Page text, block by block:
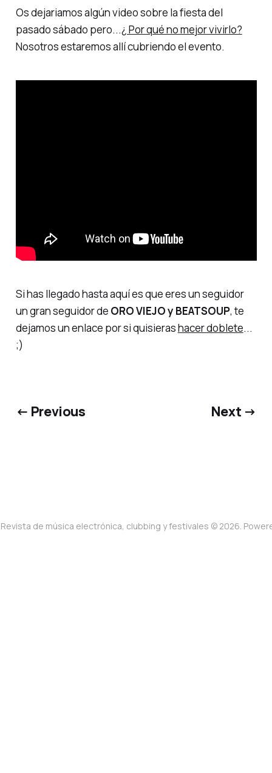
Os dejariamos algún video sobre la fiesta del
pasado sábado pero...¿ Por qué no mejor vivirlo?
Nosotros estaremos allí cubriendo el evento.
Si has llegado hasta aquí es que eres un seguidor
un gran seguidor de ORO VIEJO y BEATSOUP, te
dejamos un enlace por si quisierashacer doblete...
;)
← Previous Next →
de música electrónica, clubbing y festivales © 2026.